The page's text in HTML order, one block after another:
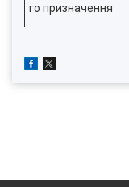
го призначення